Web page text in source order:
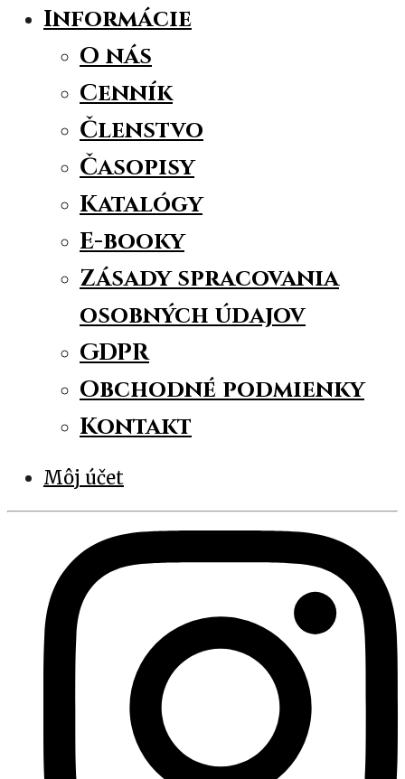
Informácie
O nás
Cenník
Členstvo
Časopisy
Katalógy
E-booky
Zásady spracovania
osobných údajov
GDPR
Obchodné podmienky
Kontakt
Môj účet